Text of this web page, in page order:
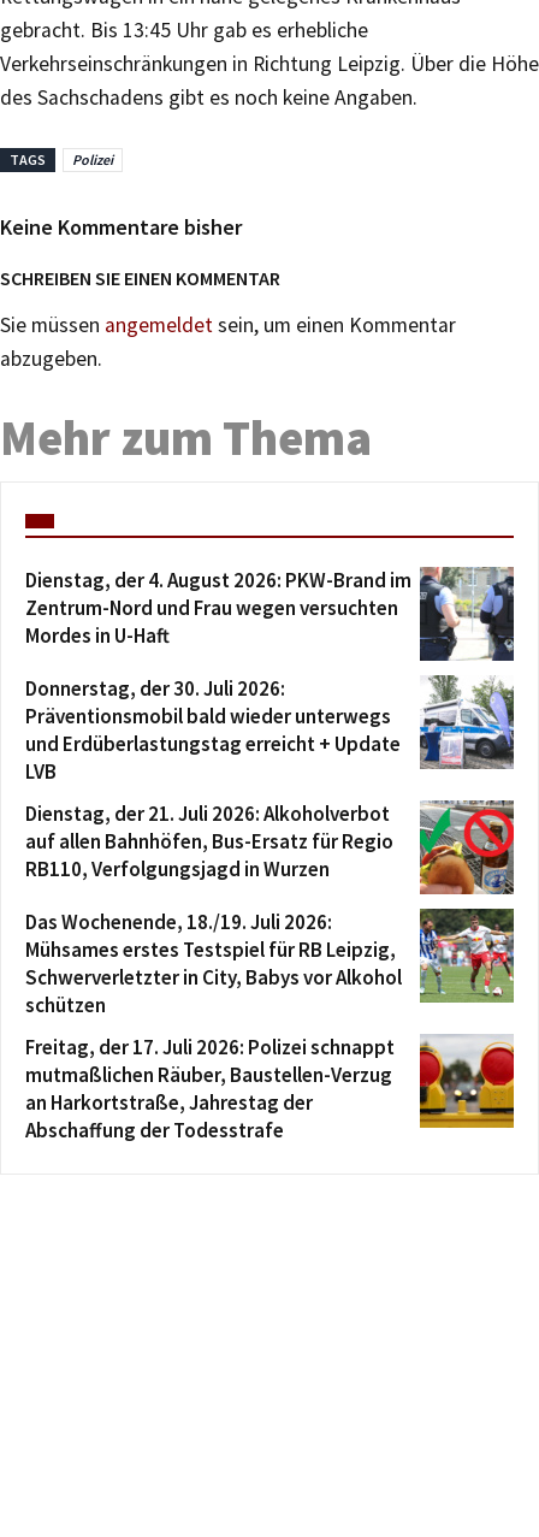
gebracht. Bis 13:45 Uhr gab es erhebliche
Verkehrseinschränkungen in Richtung Leipzig. Über die Höhe
des Sachschadens gibt es noch keine Angaben.
TAGS Polizei
Keine Kommentare bisher
SCHREIBEN SIE EINEN KOMMENTAR
Sie müssen angemeldetsein, um einen Kommentar
abzugeben.
Mehr zum Thema
Dienstag, der 4. August 2026: PKW-Brand im
Zentrum-Nord und Frau wegen versuchten
Mordes in U-Haft
Donnerstag, der 30. Juli 2026:
Präventionsmobil bald wieder unterwegs
und Erdüberlastungstag erreicht + Update
LVB
Dienstag, der 21. Juli 2026: Alkoholverbot
auf allen Bahnhöfen, Bus-Ersatz für Regio
RB110, Verfolgungsjagd in Wurzen
Das Wochenende, 18./19. Juli 2026:
Mühsames erstes Testspiel für RB Leipzig,
Schwerverletzter in City, Babys vor Alkohol
schützen
Freitag, der 17. Juli 2026: Polizei schnappt
mutmaßlichen Räuber, Baustellen-Verzug
an Harkortstraße, Jahrestag der
Abschaffung der Todesstrafe